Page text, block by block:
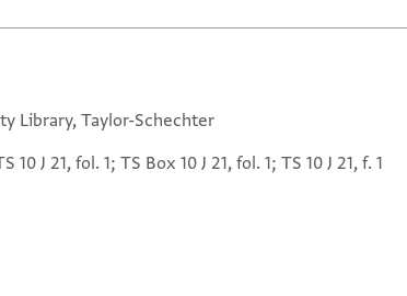
Library, Taylor-Schechter
10 J 21, fol. 1; TS Box 10 J 21, fol. 1; TS 10 J 21, f. 1